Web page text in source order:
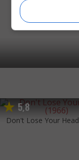
5,8
Don't Lose Your Head